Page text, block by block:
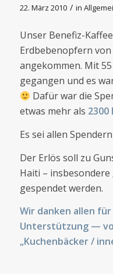
22. März 2010 / in
Unser Benefiz-
Erdbebenopfern
angekommen. Mit
gegangen und es
Dafür war die
etwas mehr als 2300
Es sei allen
Der Erlös soll zu
Haiti – insbesondere
gespendet werden.
Wir danken allen
Unterstützung —
„Kuchenbäcker /